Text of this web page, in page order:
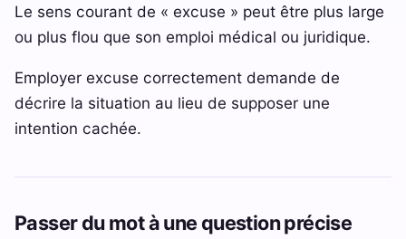
Le sens courant de « excuse » peut être plus large
ou plus flou que son emploi médical ou juridique.
Employer excuse correctement demande de
décrire la situation au lieu de supposer une
intention cachée.
Passer du mot à une question précise